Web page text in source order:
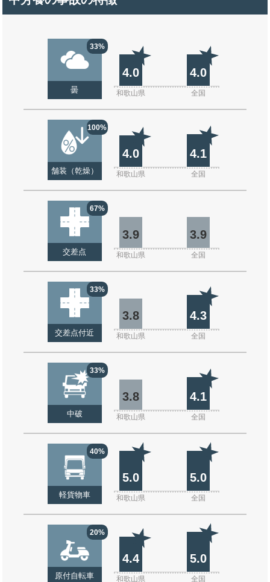
33%
曇
4.0 4.0
和歌山県 全国
100%
舗装（乾燥）
4.0 4.1
和歌山県 全国
67%
交差点
3.9 3.9
和歌山県 全国
33%
交差点付近
3.8 4.3
和歌山県 全国
33%
中破
3.8 4.1
和歌山県 全国
40%
軽貨物車
5.0 5.0
和歌山県 全国
20%
原付自転車
4.4 5.0
和歌山県 全国